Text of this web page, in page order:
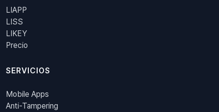
LIAPP
LISS
LIKEY
Precio
SERVICIOS
Mobile Apps
Anti-Tampering